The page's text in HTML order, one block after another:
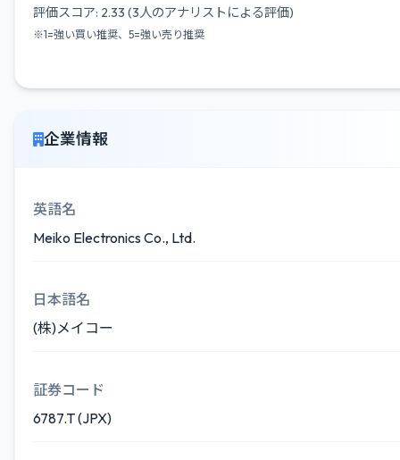
評価スコア: 2.33 (3人のアナリストによる評価)
※1=強い買い推奨、5=強い売り推奨
企業情報
英語名
Meiko Electronics Co., Ltd.
日本語名
(株)メイコー
証券コード
6787.T (JPX)